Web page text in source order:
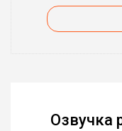
Озвучка